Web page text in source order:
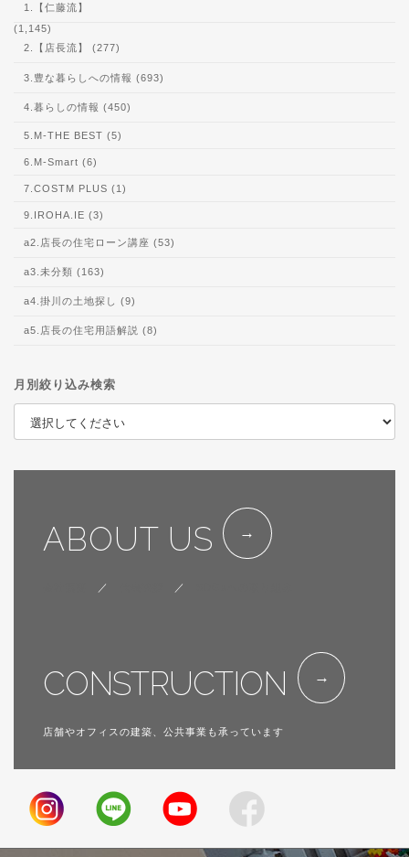
1.【仁藤流】
(1,145)
2.【店長流】 (277)
3.豊な暮らしへの情報 (693)
4.暮らしの情報 (450)
5.M-THE BEST (5)
6.M-Smart (6)
7.COSTM PLUS (1)
9.IROHA.IE (3)
a2.店長の住宅ローン講座 (53)
a3.未分類 (163)
a4.掛川の土地探し (9)
a5.店長の住宅用語解説 (8)
月別絞り込み検索
ABOUT US
／ ／
CONSTRUCTION
店舗やオフィスの建築、公共事業も承っています